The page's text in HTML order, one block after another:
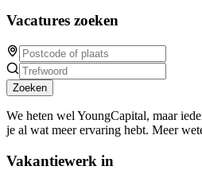
Vacatures zoeken
Zoeken
We heten wel YoungCapital, maar
je al wat meer ervaring hebt. Meer
Vakantiewerk in